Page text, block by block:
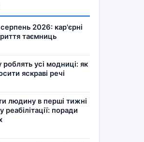
2026: кар'єрні
таємниць
усі модниці: як
яскраві речі
людину в перші тижні
реабілітації: поради